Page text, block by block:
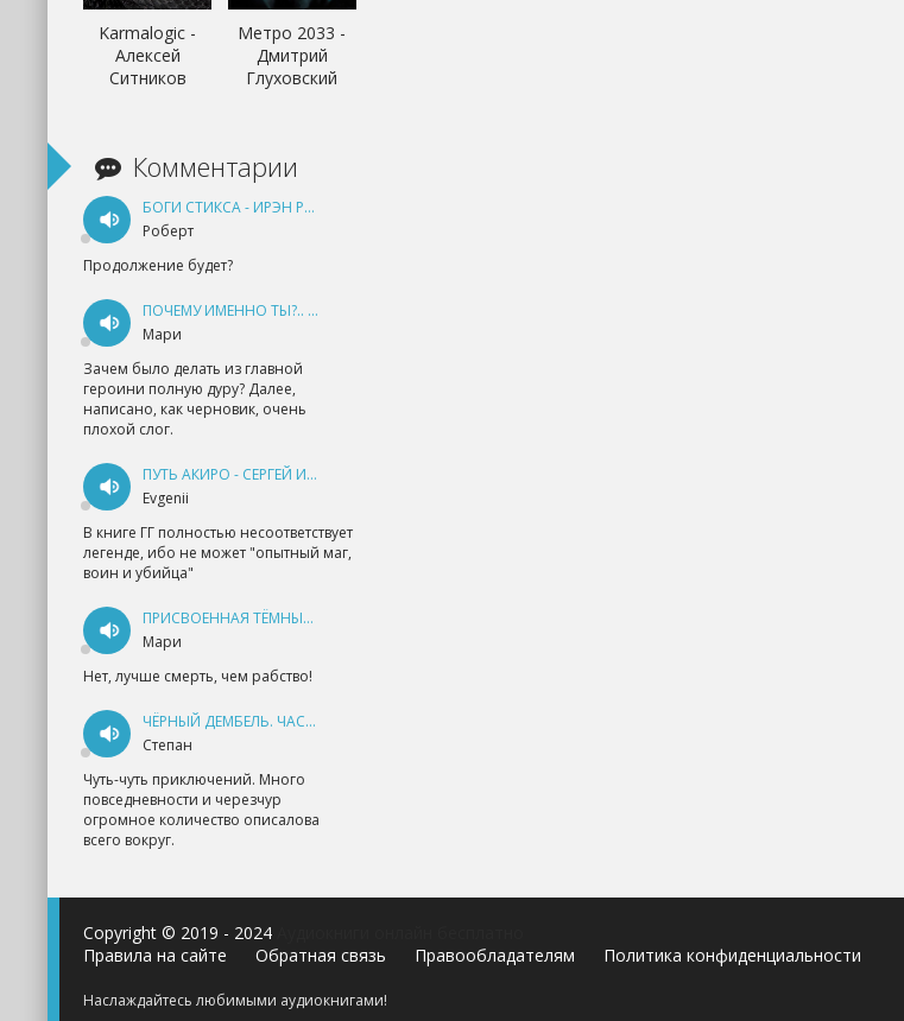
Karmalogic -
Алексей
Ситников
Метро 2033 -
Дмитрий
Глуховский
Комментарии
БОГИ СТИКСА - ИРЭН РУДКЕВИЧ
Роберт
Продолжение будет?
ПОЧЕМУ ИМЕННО ТЫ?.. КНИГА 1 - ЕКАТЕРИНА ЮДИНА
Мари
Зачем было делать из главной
героини полную дуру? Далее,
написано, как черновик, очень
плохой слог.
ПУТЬ АКИРО - СЕРГЕЙ ИЗМАЙЛОВ
Evgenii
В книге ГГ полностью несоответствует
легенде, ибо не может "опытный маг,
воин и убийца"
ПРИСВОЕННАЯ ТЁМНЫМ. ПРОКЛЯТАЯ ЛЮБОВЬ - АННА ГЕРР
Мари
Нет, лучше смерть, чем рабство!
ЧЁРНЫЙ ДЕМБЕЛЬ. ЧАСТЬ 1 - АНДРЕЙ ФЕДИН
Степан
Чуть-чуть приключений. Много
повседневности и черезчур
огромное количество описалова
всего вокруг.
Copyright © 2019 - 2024
Правила на сайте
Обратная связь Правообладателям Политика конфиденциальности
Наслаждайтесь любимыми аудиокнигами!